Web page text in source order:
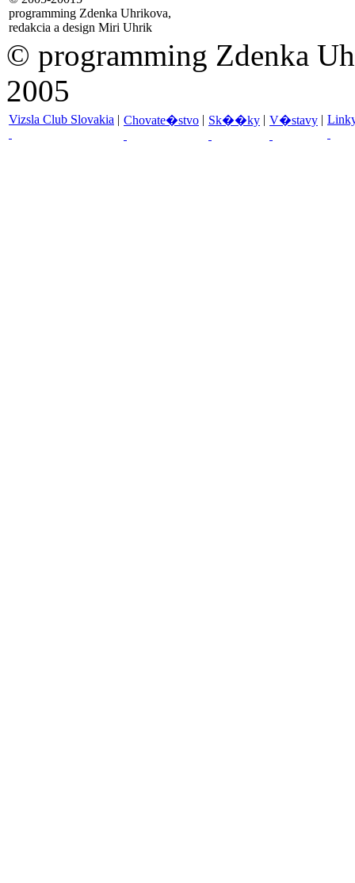
programming Zdenka Uhrikova,
redakcia a design Miri Uhrik
© programming Zdenka
2005
Vizsla Club Slovakia | Chovate�stvo | Sk��ky | V�stavy |